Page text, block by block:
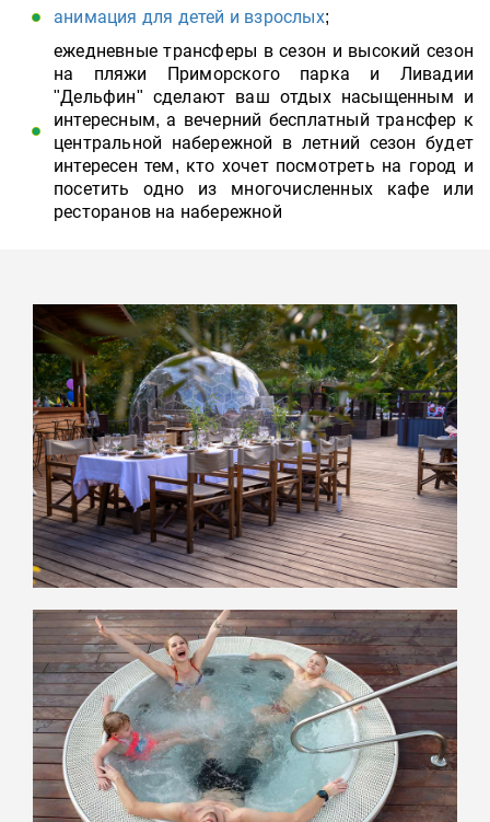
анимация для детей и взрослых;
ежедневные трансферы в сезон и высокий сезон
на пляжи Приморского парка и Ливадии
"Дельфин" сделают ваш отдых насыщенным и
интересным, а вечерний бесплатный трансфер к
центральной набережной в летний сезон будет
интересен тем, кто хочет посмотреть на город и
посетить одно из многочисленных кафе или
ресторанов на набережной